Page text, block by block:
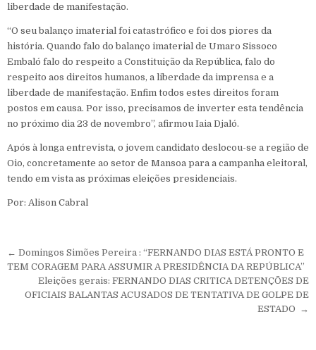
liberdade de manifestação.
“O seu balanço imaterial foi catastrófico e foi dos piores da
história. Quando falo do balanço imaterial de Umaro Sissoco
Embaló falo do respeito a Constituição da República, falo do
respeito aos direitos humanos, a liberdade da imprensa e a
liberdade de manifestação. Enfim todos estes direitos foram
postos em causa. Por isso, precisamos de inverter esta tendência
no próximo dia 23 de novembro”, afirmou Iaia Djaló.
Após à longa entrevista, o jovem candidato deslocou-se a região de
Oio, concretamente ao setor de Mansoa para a campanha eleitoral,
tendo em vista as próximas eleições presidenciais.
Por: Alison Cabral
Navegação de Post
← Domingos Simões Pereira : “FERNANDO DIAS ESTÁ PRONTO E
TEM CORAGEM PARA ASSUMIR A PRESIDÊNCIA DA REPÚBLICA”
Eleições gerais: FERNANDO DIAS CRITICA DETENÇÕES DE
OFICIAIS BALANTAS ACUSADOS DE TENTATIVA DE GOLPE DE
ESTADO →